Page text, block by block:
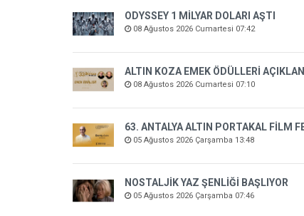
ODYSSEY 1 MİLYAR DOLARI AŞTI
08 Ağustos 2026 Cumartesi 07:42
ALTIN KOZA EMEK ÖDÜLLERİ
08 Ağustos 2026 Cumartesi 07:10
63. ANTALYA ALTIN PORTAKAL FİLM
05 Ağustos 2026 Çarşamba 13:48
NOSTALJİK YAZ ŞENLİĞİ BAŞLIYOR
05 Ağustos 2026 Çarşamba 07:46